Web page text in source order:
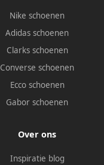
Nike schoenen
Adidas schoenen
Clarks schoenen
Converse schoenen
Ecco schoenen
Gabor schoenen
Over ons
Inspiratie blog